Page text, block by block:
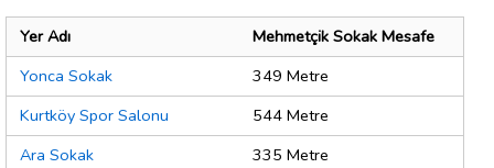
Yer Adı
Mehmetçik Sokak Mesafe
Yonca Sokak
349 Metre
Kurtköy Spor Salonu
544 Metre
Ara Sokak
335 Metre